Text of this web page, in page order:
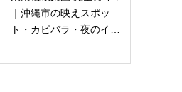
｜沖縄市の映えスポッ
ト・カピバラ・夜のイ…